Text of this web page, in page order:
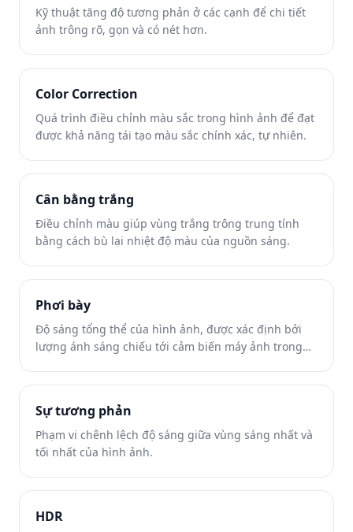
Kỹ thuật tăng độ tương phản ở các cạnh để chi tiết
ảnh trông rõ, gọn và có nét hơn.
Color Correction
Quá trình điều chỉnh màu sắc trong hình ảnh để đạt
được khả năng tái tạo màu sắc chính xác, tự nhiên.
Cân bằng trắng
Điều chỉnh màu giúp vùng trắng trông trung tính
bằng cách bù lại nhiệt độ màu của nguồn sáng.
Phơi bày
Độ sáng tổng thể của hình ảnh, được xác định bởi
lượng ánh sáng chiếu tới cảm biến máy ảnh trong
Sự tương phản
Phạm vi chênh lệch độ sáng giữa vùng sáng nhất và
tối nhất của hình ảnh.
HDR